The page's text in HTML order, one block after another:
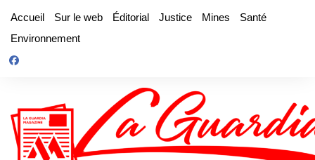
contenu
Accueil Sur le web Éditorial Justice Mines
Santé
Environnement